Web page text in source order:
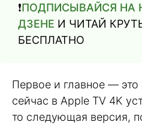
❗️ПОДПИСЫВАЙСЯ НА
ДЗЕНЕ И ЧИТАЙ
БЕСПЛАТНО
Первое и главное —
сейчас в Apple TV 4K
то следующая версия,